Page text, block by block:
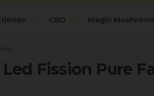
CBD Magic
Led Fission Pure